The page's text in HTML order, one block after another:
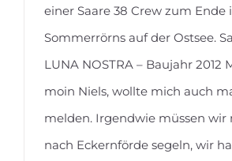
JULI 2021 – Saare 38 –
NOSTRA
einer Saare 38 Crew zum Ende
Sommerrörns auf der Ostsee.
LUNA NOSTRA – Baujahr 2012
moin Niels, wollte mich auch
melden. Irgendwie müssen wir
nach Eckernförde segeln, wir